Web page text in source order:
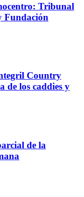
Tribunal
Fundación
Country
de los caddies y
de la